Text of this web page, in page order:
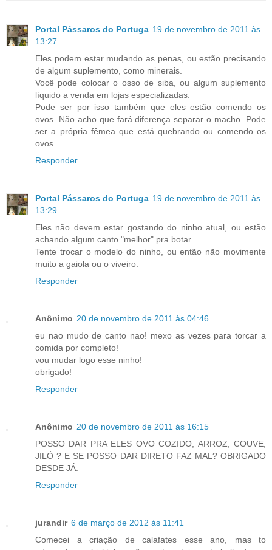
Portal Pássaros do Portuga 19 de novembro de 2011 às
13:27
Eles podem estar mudando as penas, ou estão precisando
de algum suplemento, como minerais.
Você pode colocar o osso de siba, ou algum suplemento
líquido a venda em lojas especializadas.
Pode ser por isso também que eles estão comendo os
ovos. Não acho que fará diferença separar o macho. Pode
ser a própria fêmea que está quebrando ou comendo os
ovos.
Responder
Portal Pássaros do Portuga 19 de novembro de 2011 às
13:29
Eles não devem estar gostando do ninho atual, ou estão
achando algum canto "melhor" pra botar.
Tente trocar o modelo do ninho, ou então não movimente
muito a gaiola ou o viveiro.
Responder
Anônimo 20 de novembro de 2011 às 04:46
eu nao mudo de canto nao! mexo as vezes para torcar a
comida por completo!
vou mudar logo esse ninho!
obrigado!
Responder
Anônimo 20 de novembro de 2011 às 16:15
POSSO DAR PRA ELES OVO COZIDO, ARROZ, COUVE,
JILÓ ? E SE POSSO DAR DIRETO FAZ MAL? OBRIGADO
DESDE JÁ.
Responder
jurandir 6 de março de 2012 às 11:41
Comecei a criação de calafates esse ano, mas to